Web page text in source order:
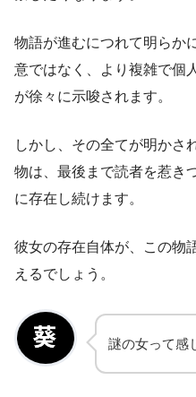
物語が進むにつれて明らか
意ではなく、より複雑で個
が徐々に示唆されます。
しかし、その全てが明かさ
物は、最後まで読者を惹き
に存在し続けます。
彼女の存在自体が、この物
えるでしょう。
謎の女って感